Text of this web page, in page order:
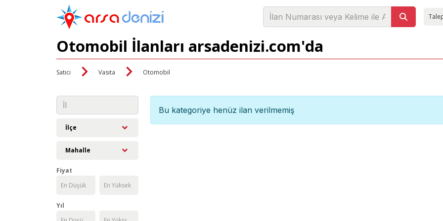
Otomobil İlanları arsadenizi.com'da
Satıcı Vasıta Otomobil
İlçe
Mahalle
Fiyat
Yıl
Bu kategoriye henüz ilan verilmemiş